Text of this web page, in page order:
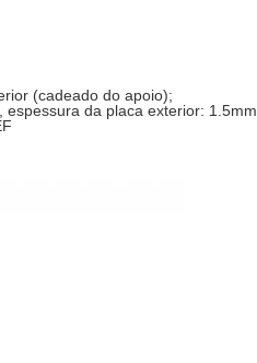
(cadeado do apoio);
da placa exterior: 1.5mm,